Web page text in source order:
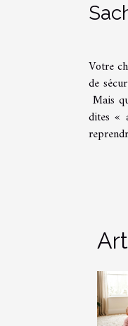
Votre
de
Mais
dites «